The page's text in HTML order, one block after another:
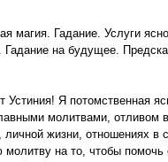
магия. Гадание. Услуги
Гадание на будущее.
Устиния! Я потомственная
молитвами, отливом
личной жизни, отношениях в
на то, чтобы помочь